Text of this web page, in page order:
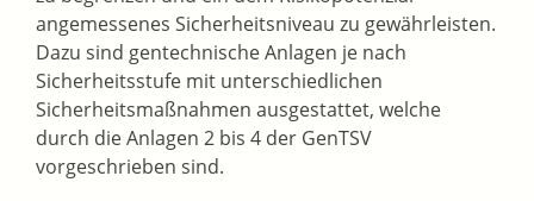
angemessenes Sicherheitsniveau zu gewährleisten.
Dazu sind gentechnische Anlagen je nach
Sicherheitsstufe mit unterschiedlichen
Sicherheitsmaßnahmen ausgestattet, welche
durch die Anlagen 2 bis 4 der GenTSV
vorgeschrieben sind.